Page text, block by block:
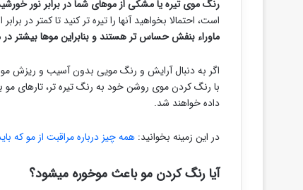
رنگ موی تیره یا مشکی از موهای شما در برابر نور
است، احتمالا بخواهید آنها را تیره تر کنید تا کمتر در
ماوراء بنفش حساس تر هستند و بنابراین موها بیشتر
اگر به دنبال آرایش و رنگ مویی بدون آسیب و ریزش مو
با رنگ کردن موی روشن خود به رنگ تیره تر، تارهای
داده خواهند شد.
در این زمینه بخوانید: همه چیز درباره مراقبت از مو که
آیا رنگ کردن مو باعث موخوره میشود؟